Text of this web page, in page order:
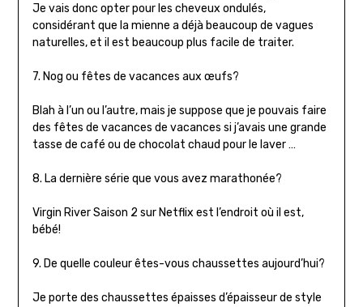
Je vais donc opter pour les cheveux ondulés,
considérant que la mienne a déjà beaucoup de vagues
naturelles, et il est beaucoup plus facile de traiter.
7. Nog ou fêtes de vacances aux œufs?
Blah à l’un ou l’autre, mais je suppose que je pouvais faire
des fêtes de vacances de vacances si j’avais une grande
tasse de café ou de chocolat chaud pour le laver …
8. La dernière série que vous avez marathonée?
Virgin River Saison 2 sur Netflix est l’endroit où il est,
bébé!
9. De quelle couleur êtes-vous chaussettes aujourd’hui?
Je porte des chaussettes épaisses d’épaisseur de style